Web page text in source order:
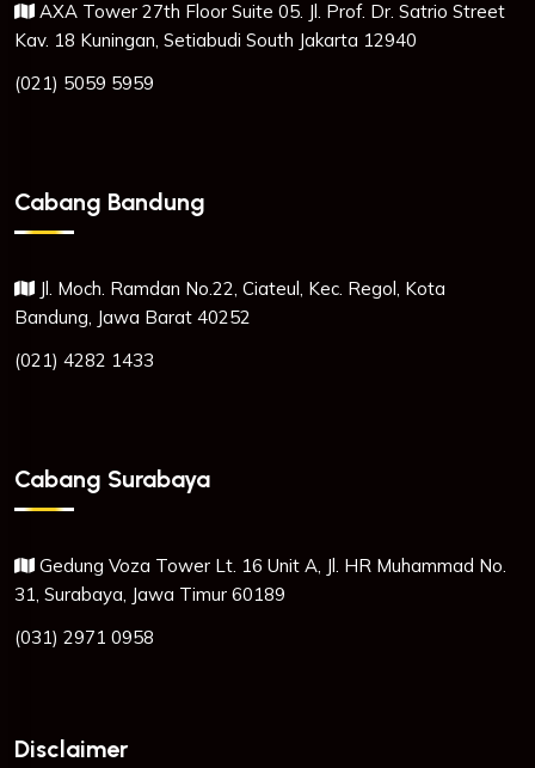
AXA Tower 27th Floor Suite 05. Jl. Prof. Dr. Satrio Street
Kav. 18 Kuningan, Setiabudi South Jakarta 12940
(021) 5059 5959
Cabang Bandung
Jl. Moch. Ramdan No.22, Ciateul, Kec. Regol, Kota
Bandung, Jawa Barat 40252
(021) 4282 1433
Cabang Surabaya
Gedung Voza Tower Lt. 16 Unit A, Jl. HR Muhammad No.
31, Surabaya, Jawa Timur 60189
(031) 2971 0958
Disclaimer